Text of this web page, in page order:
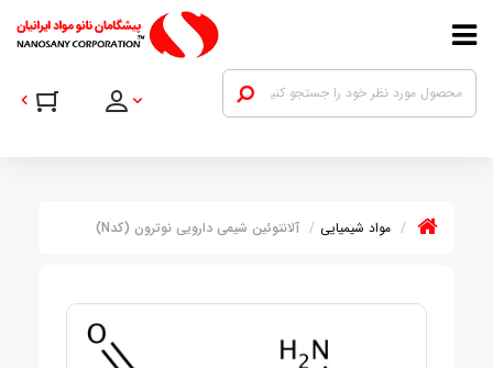
مواد شیمیایی آلانتوئین شیمی دارویی نوترون (کدN)